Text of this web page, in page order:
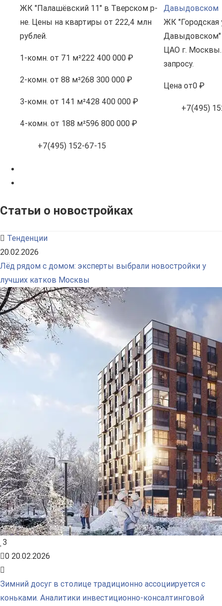
ЖК "Палашёвский 11" в Тверском р-
не. Цены на квартиры от 222,4 млн
рублей.
1-комн. от 71 м²222 400 000 ₽
2-комн. от 88 м²268 300 000 ₽
3-комн. от 141 м²428 400 000 ₽
4-комн. от 188 м²596 800 000 ₽
+7(495) 152-67-15
Давыдовском
ЖК "Городская
Давыдовском"
ЦАО г. Москвы.
запросу.
Цена от0 ₽
+7(495)
Статьи о новостройках
Тенденции
20.02.2026
Лёд рядом с домом: эксперты выбрали новостройки у
лучших катков Москвы
3
0 20.02.2026
Зимний досуг в столице традиционно ассоциируется с
коньками. Аналитики инвестиционно-консалтинговой